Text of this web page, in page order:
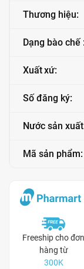
Thương hiệu:
Dạng bào chế :
Xuất xứ:
Số đăng ký:
Nước sản
Mã sản phẩm:
Freeship cho đơn
hàng từ
300K